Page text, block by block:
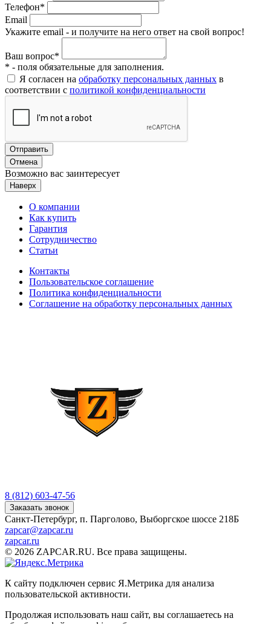
Телефон*
Email
Укажите email - и получите на него ответ на свой вопрос!
Ваш вопрос*
* - поля обязательные для заполнения.
Я согласен на обработку персональных данных в
соответствии с политикой конфиденциальности
Отправить
Отмена
Возможно вас заинтересует
Наверх
О компании
Как купить
Гарантия
Сотрудничество
Статьи
Контакты
Пользовательское соглашение
Политика конфиденциальности
Соглашение на обработку персональных данных
8 (812) 603-47-56
Заказать звонок
Санкт-Петербург, п. Парголово, Выборгское шоссе 218Б
zapcar@zapcar.ru
zapcar.ru
© 2026 ZAPCAR.RU. Все права защищены.
К сайту подключен сервис Я.Метрика для анализа
пользовательской активности.
Продолжая использовать наш сайт, вы соглашаетесь на